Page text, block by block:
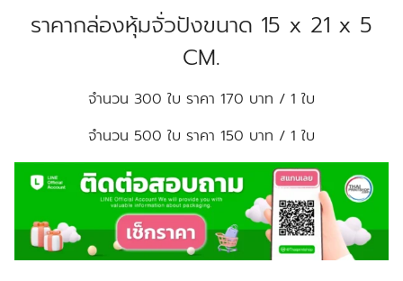
ราคากล่องหุ้มจั่วปังขนาด 15 x 21 x 5
CM.
จำนวน 300 ใบ ราคา 170 บาท / 1 ใบ
จำนวน 500 ใบ ราคา 150 บาท / 1 ใบ